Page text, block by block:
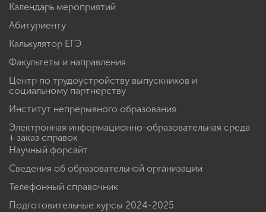
Календарь мероприятий
Абитуриенту
Калькулятор ЕГЭ
Факультеты и направления
Центр по трудоустройству выпускников и
социальному партнерству
Институт непрерывного образования
Электронная информационно-образовательная среда
+ заказ справок
Научный форсайт
Сведения об образовательной организации
Телефонный справочник
Подготовительные курсы 2024-2025